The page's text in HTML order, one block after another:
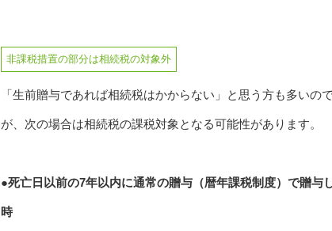
非課税措置の部分は相続税の対象外
「生前贈与であれば相続税はかからない」と思う方も多いの
が、次の場合は相続税の課税対象となる可能性があります。
●死亡日以前の7年以内に通常の贈与（暦年課税制度）で贈与
時